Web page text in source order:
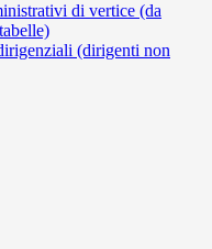
di vertice (da
(dirigenti non